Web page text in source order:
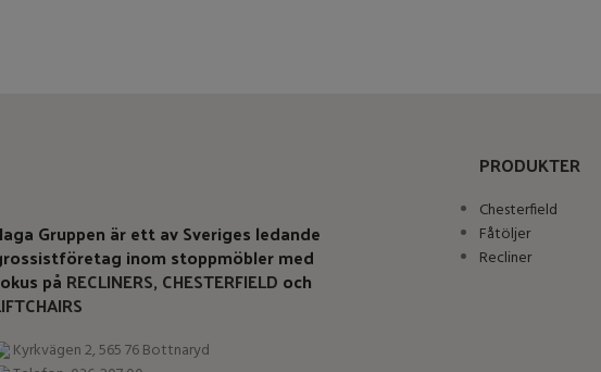
Gruppen är ett av Sveriges ledande
inom stoppmöbler med
på RECLINERS, CHESTERFIELD och
Kyrkvägen 2, 565 76 Bottnaryd
PRODUKTER
Chesterfield
Fåtöljer
Recliner